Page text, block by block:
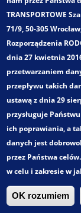
Wyznaczanie
analizy
Plany rozwoju
Transportowe)
Analizy
Zbiorowym
Koncepcje
planowaniem
Projektowanie
TRANSPORTOWE
71/9, 50-305
Rozporządzenia
dnia 27 kwietnia
przetwarzaniem
przepływu takich
ustawą z dnia 29
przysługuje
ich poprawiania, a
danych jest
przez Państwa
w celu i zakresie w
OK rozumiem